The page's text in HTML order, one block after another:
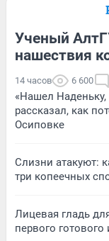
Ученый
нашествия
14 часов 6 600
«Нашел
рассказал, как
Осиповке
Слизни атакуют:
три копеечных
Лицевая гладь
первого готового